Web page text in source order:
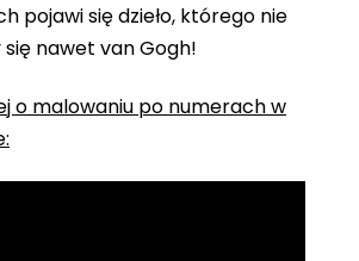
pojawi się dzieło, którego nie
się nawet van Gogh!
o malowaniu po numerach w